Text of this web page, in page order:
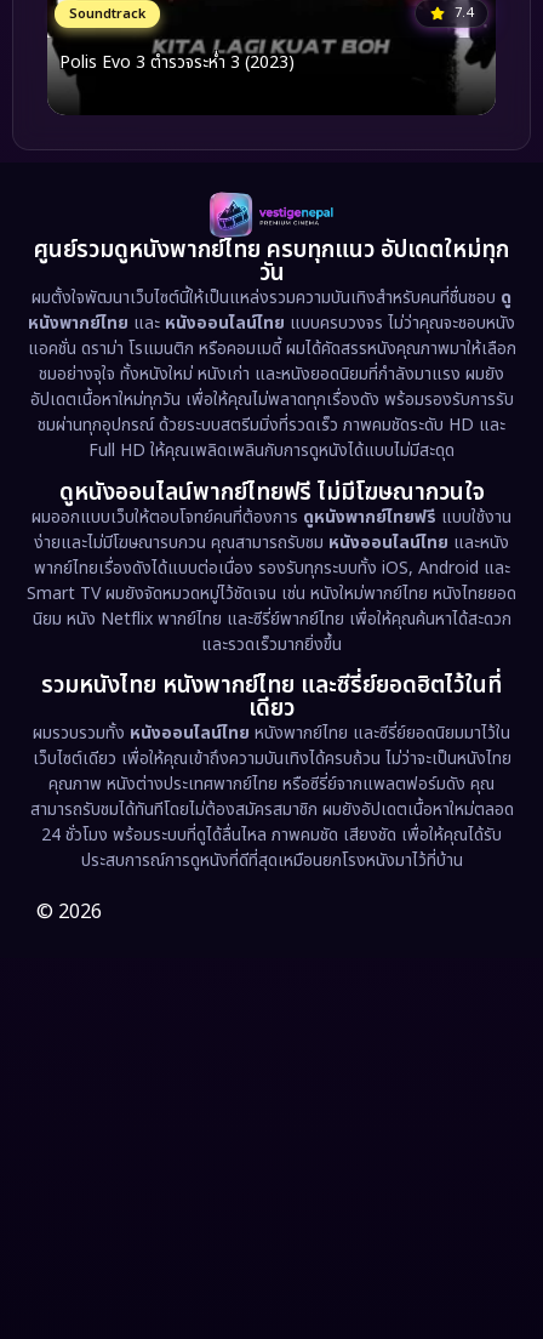
Soundtrack 7.4
Polis Evo 3 ตำรวจระห่ำ 3 (2023)
ศูนย์รวมดูหนังพากย์ไทย ครบทุกแนว อัปเดตใหม่ทุก
วัน
ผมตั้งใจพัฒนาเว็บไซต์นี้ให้เป็นแหล่งรวมความบันเทิงสำหรับคนที่ชื่นชอบ ดู
หนังพากย์ไทย และ หนังออนไลน์ไทย แบบครบวงจร ไม่ว่าคุณจะชอบหนัง
แอคชั่น ดราม่า โรแมนติก หรือคอมเมดี้ ผมได้คัดสรรหนังคุณภาพมาให้เลือก
ชมอย่างจุใจ ทั้งหนังใหม่ หนังเก่า และหนังยอดนิยมที่กำลังมาแรง ผมยัง
อัปเดตเนื้อหาใหม่ทุกวัน เพื่อให้คุณไม่พลาดทุกเรื่องดัง พร้อมรองรับการรับ
ชมผ่านทุกอุปกรณ์ ด้วยระบบสตรีมมิ่งที่รวดเร็ว ภาพคมชัดระดับ HD และ
Full HD ให้คุณเพลิดเพลินกับการดูหนังได้แบบไม่มีสะดุด
ดูหนังออนไลน์พากย์ไทยฟรี ไม่มีโฆษณากวนใจ
ผมออกแบบเว็บให้ตอบโจทย์คนที่ต้องการ ดูหนังพากย์ไทยฟรี แบบใช้งาน
ง่ายและไม่มีโฆษณารบกวน คุณสามารถรับชม หนังออนไลน์ไทย และหนัง
พากย์ไทยเรื่องดังได้แบบต่อเนื่อง รองรับทุกระบบทั้ง iOS, Android และ
Smart TV ผมยังจัดหมวดหมู่ไว้ชัดเจน เช่น หนังใหม่พากย์ไทย หนังไทยยอด
นิยม หนัง Netflix พากย์ไทย และซีรี่ย์พากย์ไทย เพื่อให้คุณค้นหาได้สะดวก
และรวดเร็วมากยิ่งขึ้น
รวมหนังไทย หนังพากย์ไทย และซีรี่ย์ยอดฮิตไว้ในที่
เดียว
ผมรวบรวมทั้ง หนังออนไลน์ไทย หนังพากย์ไทย และซีรี่ย์ยอดนิยมมาไว้ใน
เว็บไซต์เดียว เพื่อให้คุณเข้าถึงความบันเทิงได้ครบถ้วน ไม่ว่าจะเป็นหนังไทย
คุณภาพ หนังต่างประเทศพากย์ไทย หรือซีรี่ย์จากแพลตฟอร์มดัง คุณ
สามารถรับชมได้ทันทีโดยไม่ต้องสมัครสมาชิก ผมยังอัปเดตเนื้อหาใหม่ตลอด
24 ชั่วโมง พร้อมระบบที่ดูได้ลื่นไหล ภาพคมชัด เสียงชัด เพื่อให้คุณได้รับ
ประสบการณ์การดูหนังที่ดีที่สุดเหมือนยกโรงหนังมาไว้ที่บ้าน
© 2026